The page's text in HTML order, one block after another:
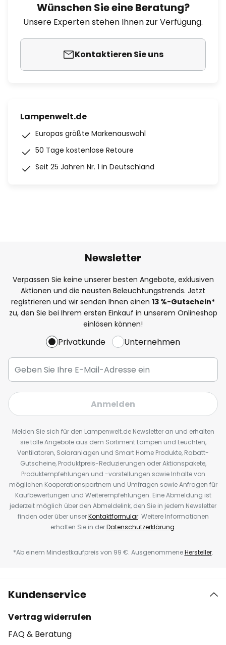
Wünschen Sie eine Beratung?
Unsere Experten stehen Ihnen zur Verfügung.
Kontaktieren Sie uns
Lampenwelt.de
Europas größte Markenauswahl
50 Tage kostenlose Retoure
Seit 25 Jahren Nr. 1 in Deutschland
Newsletter
Verpassen Sie keine unserer besten Angebote, exklusiven
Aktionen und die neusten Beleuchtungstrends. Jetzt
registrieren und wir senden Ihnen einen 13 %-Gutschein*
zu, den Sie bei Ihrem ersten Einkauf in unserem Onlineshop
einlösen können!
Privatkunde Unternehmen
Anmelden
Melden Sie sich für den Lampenwelt.de Newsletter an und erhalten
sie tolle Angebote aus dem Sortiment Lampen und Leuchten,
Ventilatoren, Solaranlagen und Smart Home Produkte, Rabatt-
Gutscheine, Produktpreis-Reduzierungen oder Aktionspakete,
Produktempfehlungen und -vorstellungen sowie Inhalte von
möglichen Kooperationspartnern und Umfragen sowie Anfragen für
Kaufbewertungen und Weiterempfehlungen. Eine Abmeldung ist
jederzeit möglich über den Abmeldelink, den Sie in jedem Newsletter
finden oder über unserKontaktformular. Weitere Informationen
erhalten Sie in derDatenschutzerklärung.
*Ab einem Mindestkaufpreis von 99 €. AusgenommeneHersteller.
Kundenservice
Vertrag widerrufen
FAQ & Beratung